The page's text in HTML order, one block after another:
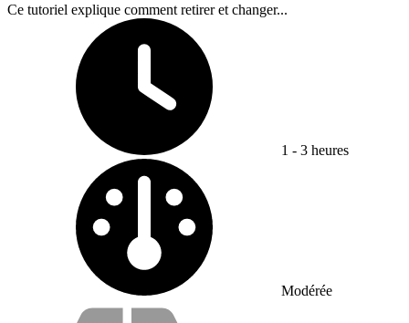
Ce tutoriel explique comment retirer et changer...
1 - 3 heures
Modérée
Vos avantages